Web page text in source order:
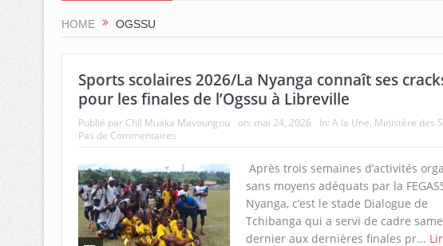
HOME OGSSU
Sports scolaires 2026/La Nyanga connaît ses
pour les finales de l’Ogssu à Libreville
Publié par Chil Muaka Mavoungou on: mai 24, 2026 In: A la Une, Ministère des
Pas de Commentaires
Après trois semaines d’activités
sans moyens adéquats par la
Nyanga, c’est le stade Dialogue de
Tchibanga qui a servi de cadre
dernier aux dernières finales pr...